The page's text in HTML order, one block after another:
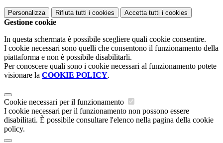
Personalizza Rifiuta tutti i cookies Accetta tutti i cookies
Gestione cookie
In questa schermata è possibile scegliere quali cookie consentire.
I cookie necessari sono quelli che consentono il funzionamento della
piattaforma e non è possibile disabilitarli.
Per conoscere quali sono i cookie necessari al funzionamento potete
visionare la COOKIE POLICY.
Cookie necessari per il funzionamento
I cookie necessari per il funzionamento non possono essere
disabilitati. È possibile consultare l'elenco nella pagina della cookie
policy.